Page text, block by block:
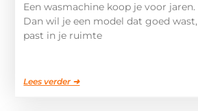
Een wasmachine koop je voor jaren.
Dan wil je een model dat goed wast,
past in je ruimte
Lees verder ➜